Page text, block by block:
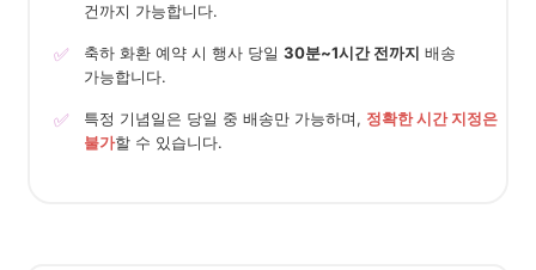
건까지 가능합니다.
✅ 축하 화환 예약 시 행사 당일 30분~1시간 전까지 배송
가능합니다.
✅ 특정 기념일은 당일 중 배송만 가능하며, 정확한 시간 지정은
불가할 수 있습니다.